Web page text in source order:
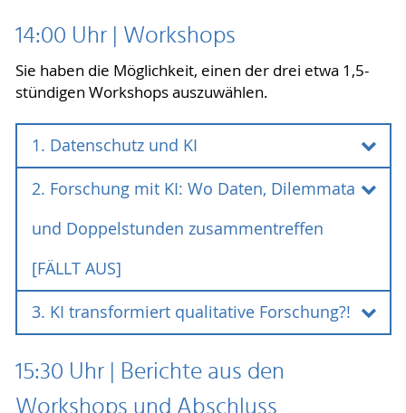
14:00 Uhr | Workshops
Sie haben die Möglichkeit, einen der drei etwa 1,5-
stündigen Workshops auszuwählen.
1. Datenschutz und KI
1. Datenschutz und KI
Dr. Katja Fröhlich und Dr. Emanuel Nestler
(Universität Rostock)
Der Workshop beleuchtet, wie KI in der
bildungswissenschaftlichen Forschung sinnvoll
eingesetzt werden kann. Im Dialog zwischen den
Teilnehmer:innen, der Datenschutzbeauftragten
der Universität Rostock und mit einem
konkreten Forschungsbeispiel aus der
2. Forschung mit KI: Wo Daten, Dilemmata
und Doppelstunden zusammentreffen
[FÄLLT AUS]
2. Forschung mit KI: Wo Daten,
Dilemmata und Doppelstunden
zusammentreffen [FÄLLT AUS]
3. KI transformiert qualitative Forschung?!
3. KI transformiert qualitative
Forschung?!
15:30 Uhr | Berichte aus den